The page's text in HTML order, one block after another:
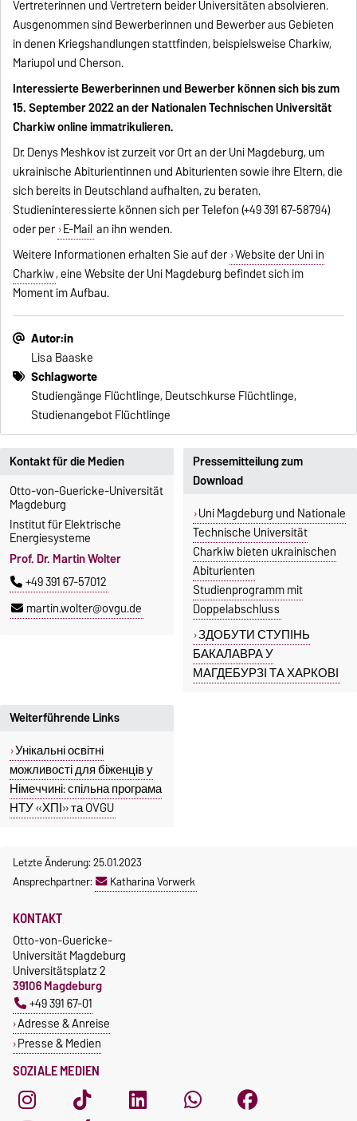
Vertreterinnen und Vertretern beider Universitäten absolvieren.
Ausgenommen sind Bewerberinnen und Bewerber aus Gebieten
in denen Kriegshandlungen stattfinden, beispielsweise Charkiw,
Mariupol und Cherson.
Interessierte Bewerberinnen und Bewerber können sich bis zum
15. September 2022 an der Nationalen Technischen Universität
Charkiw online immatrikulieren.
Dr. Denys Meshkov ist zurzeit vor Ort an der Uni Magdeburg, um
ukrainische Abiturientinnen und Abiturienten sowie ihre Eltern, die
sich bereits in Deutschland aufhalten, zu beraten.
Studieninteressierte können sich per Telefon (+49 391 67-58794)
oder per E-Mail an ihn wenden.
Weitere Informationen erhalten Sie auf der Website der Uni in
Charkiw, eine Website der Uni Magdeburg befindet sich im
Moment im Aufbau.
Autor:in
Lisa Baaske
Schlagworte
Studiengänge Flüchtlinge, Deutschkurse Flüchtlinge,
Studienangebot Flüchtlinge
Kontakt für die Medien
Otto-von-Guericke-Universität
Magdeburg
Institut für Elektrische
Energiesysteme
Prof. Dr. Martin Wolter
+49 391 67-57012
martin.wolter@ovgu.de
Pressemitteilung zum
Download
Uni Magdeburg und Nationale
Technische Universität
Charkiw bieten ukrainischen
Abiturienten
Studienprogramm mit
Doppelabschluss
ЗДОБУТИ СТУПІНЬ
БАКАЛАВРА У
МАГДЕБУРЗІ ТА ХАРКОВІ
Weiterführende Links
Унікальні освітні
можливості для біженців у
Німеччині: спільна програма
НТУ «ХПІ» та OVGU
Letzte Änderung: 25.01.2023
Ansprechpartner:
Katharina Vorwerk
SOZIALE MEDIEN
KONTAKT
Otto-von-Guericke-
Universität Magdeburg
Universitätsplatz 2
39106 Magdeburg
+49 391 67-01
Adresse & Anreise
Presse & Medien